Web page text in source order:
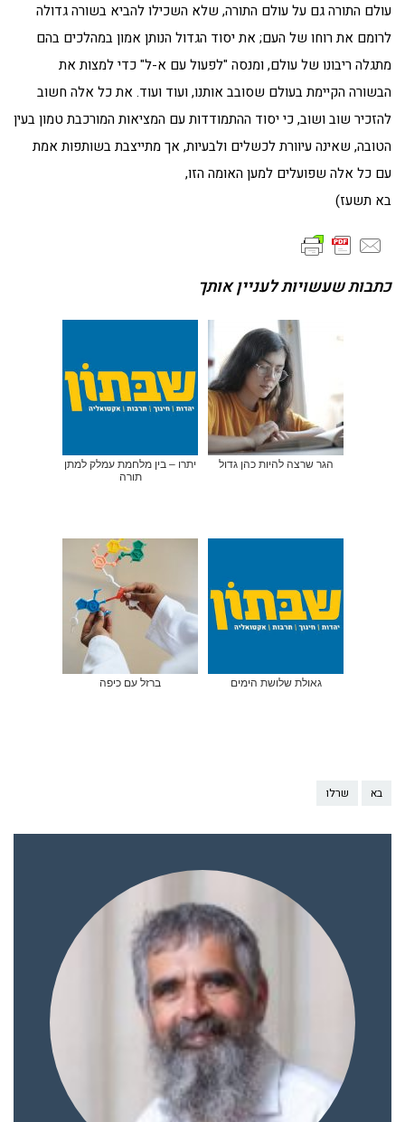
עולם התורה גם על עולם התורה, שלא השכילו להביא בשורה גדולה
לרומם את רוחו של העם; את יסוד הגדול הנותן אמון במהלכים בהם
מתגלה ריבונו של עולם, ומנסה "לפעול עם א-ל" כדי למצות את
הבשורה הקיימת בעולם שסובב אותנו, ועוד ועוד. את כל אלה חשוב
להזכיר שוב ושוב, כי יסוד ההתמודדות עם המציאות המורכבת טמון בעין
הטובה, שאינה עיוורת לכשלים ולבעיות, אך מתייצבת בשותפות אמת
עם כל אלה שפועלים למען האומה הזו,
בא תשעז)
כתבות שעשויות לעניין אותך
הגר שרצה להיות כהן גדול
יתרו – בין מלחמת עמלק למתן
תורה
גאולת שלושת הימים ברזל עם כיפה
בא שרלו